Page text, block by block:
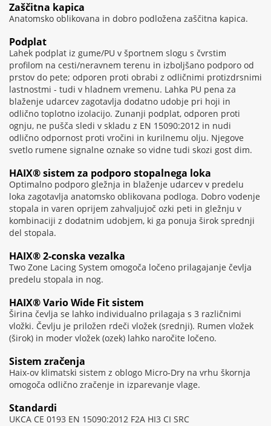
Zaščitna kapica
Anatomsko oblikovana in dobro podložena zaščitna kapica.
Podplat
Lahek podplat iz gume/PU v športnem slogu s čvrstim
profilom na cesti/neravnem terenu in izboljšano podporo od
prstov do pete; odporen proti obrabi z odličnimi protizdrsnimi
lastnostmi - tudi v hladnem vremenu. Lahka PU pena za
blaženje udarcev zagotavlja dodatno udobje pri hoji in
odlično toplotno izolacijo. Zunanji podplat, odporen proti
ognju, ne pušča sledi v skladu z EN 15090:2012 in nudi
odlično odpornost proti vročini in kurilnemu olju. Njegove
svetlo rumene signalne oznake so vidne tudi skozi gost dim.
HAIX® sistem za podporo stopalnega loka
Optimalno podporo gležnja in blaženje udarcev v predelu
loka zagotavlja anatomsko oblikovana podloga. Dobro vodenje
stopala in varen oprijem zahvaljujoč ozki peti in gležnju v
kombinaciji z dodatnim udobjem, ki ga ponuja širok sprednji
del stopala.
HAIX® 2-conska vezalka
Two Zone Lacing System omogoča ločeno prilagajanje čevlja
predelu stopala in nog.
HAIX® Vario Wide Fit sistem
Širina čevlja se lahko individualno prilagaja s 3 različnimi
vložki. Čevlju je priložen rdeči vložek (srednji). Rumen vložek
(širok) in moder vložek (ozek) lahko naročite ločeno.
Sistem zračenja
Haix-ov klimatski sistem z oblogo Micro-Dry na vrhu škornja
omogoča odlično zračenje in izparevanje vlage.
Standardi
UKCA CE 0193 EN 15090:2012 F2A HI3 CI SRC